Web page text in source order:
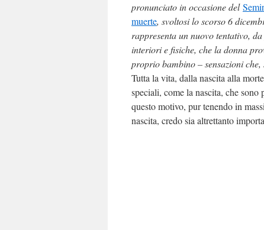
pronunciato in occasione del
muerte, svoltosi lo scorso 6
rappresenta un nuovo tentativo,
interiori e fisiche, che la donna
proprio bambino – sensazioni che,
Tutta la vita, dalla nascita alla
speciali, come la nascita, che
questo motivo, pur tenendo in
nascita, credo sia altrettanto